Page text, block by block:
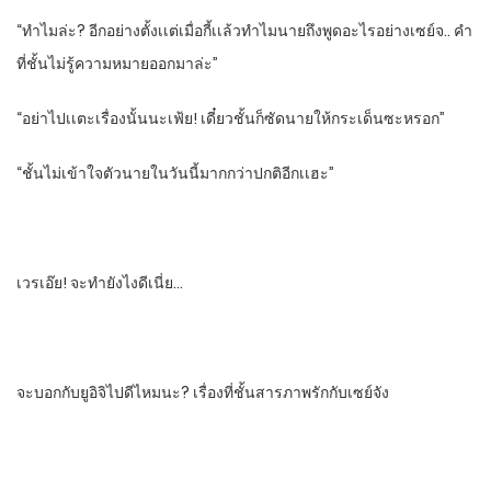
“ทําไมล่ะ? อีกอย่างตั้งเเต่เมื่อกี้เเล้วทําไมนายถึงพูดอะไรอย่างเซย์จ.. คํา
ที่ชั้นไม่รู้ความหมายออกมาล่ะ”
“อย่าไปเเตะเรื่องนั้นนะเฟ้ย!​ เดี๋ยวชั้นก็ซัดนายให้กระเด็นซะหรอก”
“ชั้นไม่เข้าใจตัวนายในวันนี้มากกว่าปกติอีกเเฮะ”
เวรเอ๊ย! จะทํายังไงดีเนี่ย…
จะบอกกับยูอิจิไปดีไหมนะ? เรื่องที่ชั้นสารภาพรักกับเซย์จัง